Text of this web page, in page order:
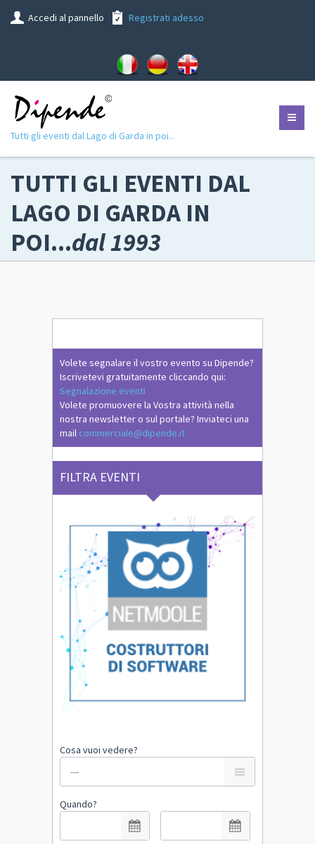
Accedi al pannello Registrati adesso
Tutti gli eventi dal Lago di Garda in poi...
TUTTI GLI EVENTI DAL
LAGO DI GARDA IN
POI...dal 1993
Volete segnalare il vostro evento su Dipende?
Iscrivetevi gratuitamente cliccando qui:
Segnalazione eventi
Volete promuovere la Vostra attività nella
nostra newsletter o sul portale? Inviateci una
mail commerciale@dipende.it
FILTRA EVENTI
Cosa vuoi vedere?
Quando?